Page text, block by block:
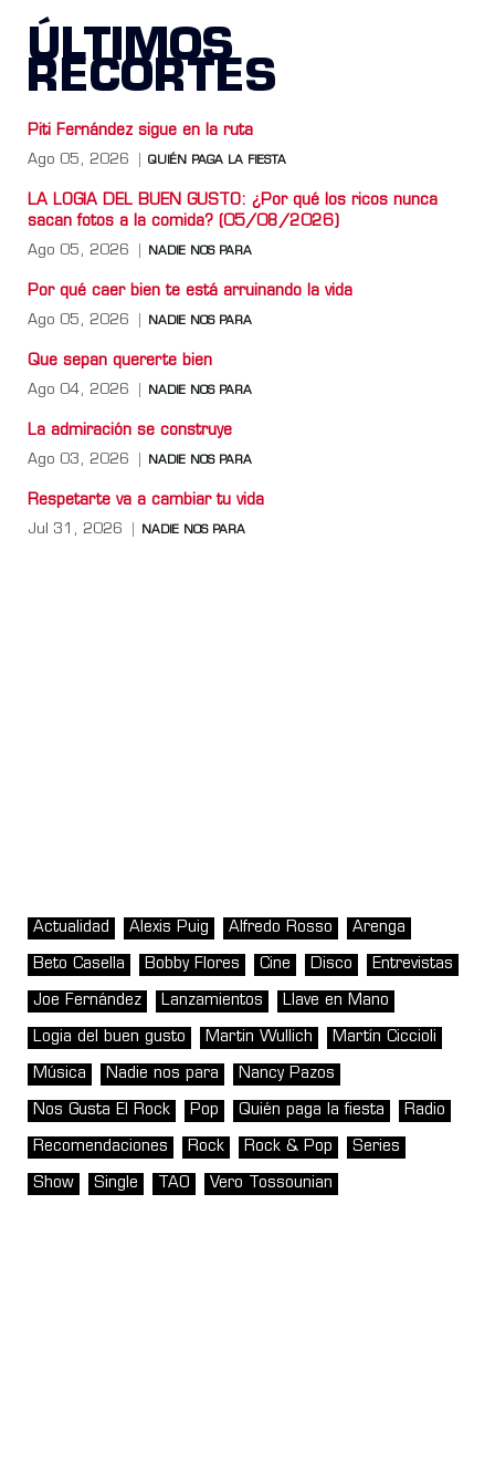
ÚLTIMOS
RECORTES
Piti Fernández sigue en la ruta
Ago 05, 2026 QUIÉN PAGA LA FIESTA
LA LOGIA DEL BUEN GUSTO: ¿Por qué los ricos nunca
sacan fotos a la comida? (05/08/2026)
Ago 05, 2026 NADIE NOS PARA
Por qué caer bien te está arruinando la vida
Ago 05, 2026 NADIE NOS PARA
Que sepan quererte bien
Ago 04, 2026 NADIE NOS PARA
La admiración se construye
Ago 03, 2026 NADIE NOS PARA
Respetarte va a cambiar tu vida
Jul 31, 2026 NADIE NOS PARA
Actualidad Alexis Puig Alfredo Rosso Arenga
Beto Casella Bobby Flores Cine Disco Entrevistas
Joe Fernández Lanzamientos Llave en Mano
Logia del buen gusto Martin Wullich Martín Ciccioli
Música Nadie nos para Nancy Pazos
Nos Gusta El Rock Pop Quién paga la fiesta Radio
Recomendaciones Rock Rock & Pop Series
Show Single TAO Vero Tossounian